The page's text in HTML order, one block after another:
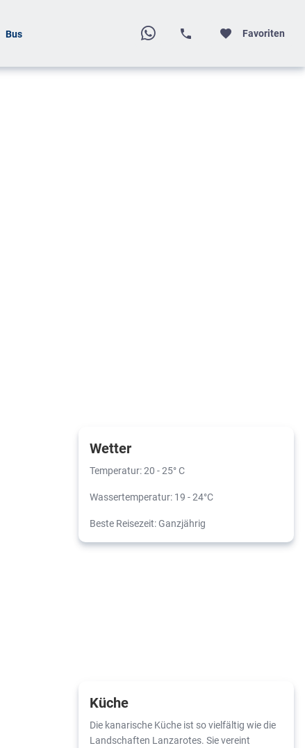
Bus Favoriten
Wetter
Temperatur: 20 - 25° C
Wassertemperatur: 19 - 24°C
Beste Reisezeit: Ganzjährig
Küche
Die kanarische Küche ist so vielfältig wie die
Landschaften Lanzarotes. Sie vereint